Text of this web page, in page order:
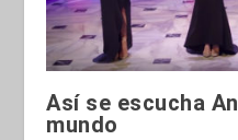
Así se escucha
mundo